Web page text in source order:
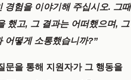
경험을 이야기해 주십시오. 그때
했고, 그 결과는 어떠했으며, 그
어떻게 소통했습니까?”
문을 통해 지원자가 그 행동을